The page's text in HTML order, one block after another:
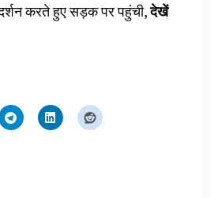
करते हुए सड़क पर पहुंची,देखें